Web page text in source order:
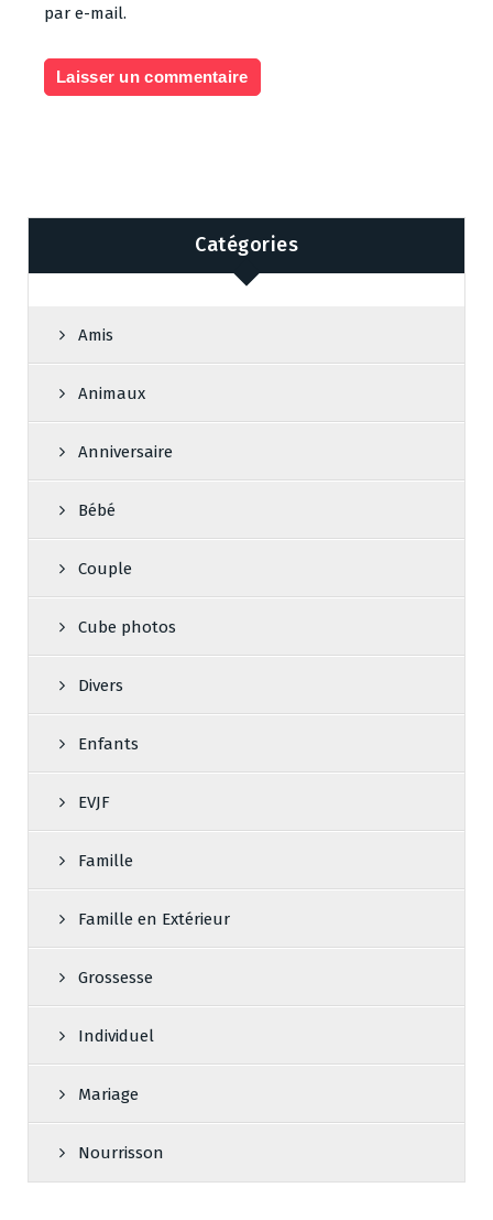
par e-mail.
Catégories
Amis
Animaux
Anniversaire
Bébé
Couple
Cube photos
Divers
Enfants
EVJF
Famille
Famille en Extérieur
Grossesse
Individuel
Mariage
Nourrisson